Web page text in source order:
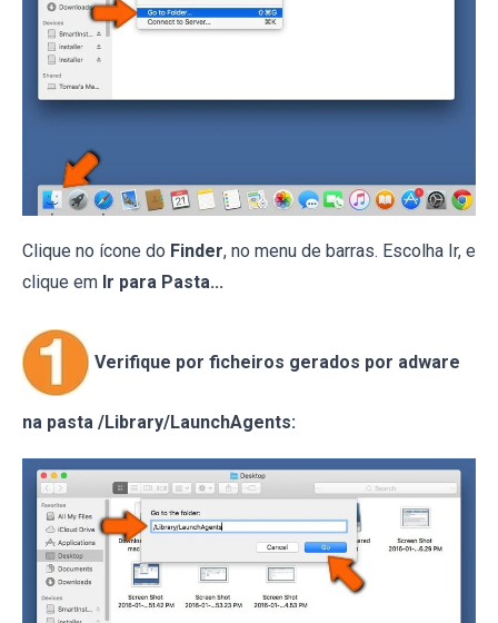
Clique no ícone do Finder, no menu de barras. Escolha Ir, e
clique em Ir para Pasta...
Verifique por ficheiros gerados por adware
na pasta /Library/LaunchAgents: